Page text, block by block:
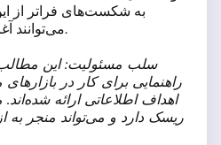
به شکست‌های فراتر از
می‌توانند آغازگر روندهای جدید باشند.
سلب مسئولیت: این مطالب
راهنمایی برای کار در
اهداف اطلاعاتی ارائه
ریسک دارد و می‌تواند منجر